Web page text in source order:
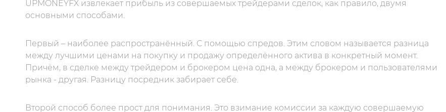
UPMONEYFX извлекает прибыль из совершаемых трейдерами сделок, как правило, двумя
основными способами.
Первый – наиболее распространённый. С помощью спредов. Этим словом называется разница
между лучшими ценами на покупку и продажу определённого актива в конкретный момент.
Причём, в сделке между трейдером и брокером цена одна, а между брокером и пользователями
рынка - другая. Разницу посредник забирает себе.
Второй способ более прост для понимания. Это взимание комиссии за каждую совершаемую